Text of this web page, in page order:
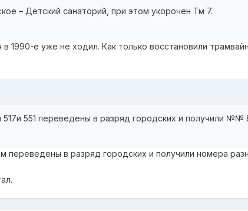
– Детский санаторий, при этом укорочен Тм 7.
1990-е уже не ходил. Как только восстановили
517и 551 переведены в разряд городских и получили №№
переведены в разряд городских и получили номера